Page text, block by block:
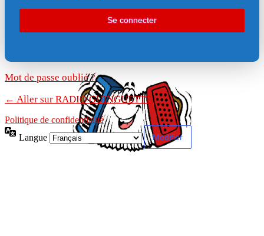
Mot de passe oublié ?
← Aller sur RADIO GUINGUETTE
Politique de confidentialité
Langue